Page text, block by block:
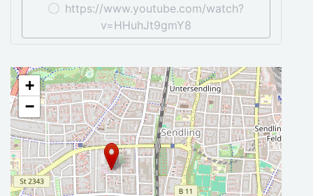
https://www.youtube.com/watch?
v=HHuhJt9gmY8
+
−